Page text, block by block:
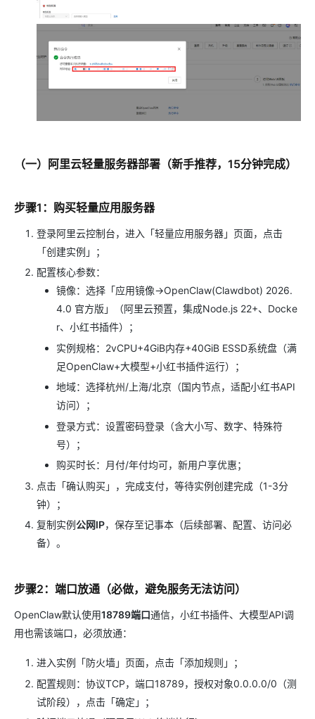
（一）阿里云轻量服务器部署（新手推荐，15分钟完成）
步骤1：购买轻量应用服务器
登录阿里云控制台，进入「轻量应用服务器」页面，点击
「创建实例」；
配置核心参数：
镜像：选择「应用镜像→OpenClaw(Clawdbot) 2026.
4.0 官方版」（阿里云预置，集成Node.js 22+、Docke
r、小红书插件）；
实例规格：2vCPU+4GiB内存+40GiB ESSD系统盘（满
足OpenClaw+大模型+小红书插件运行）；
地域：选择杭州/上海/北京（国内节点，适配小红书API
访问）；
登录方式：设置密码登录（含大小写、数字、特殊符
号）；
购买时长：月付/年付均可，新用户享优惠；
点击「确认购买」，完成支付，等待实例创建完成（1-3分
钟）；
复制实例公网IP，保存至记事本（后续部署、配置、访问必
备）。
步骤2：端口放通（必做，避免服务无法访问）
OpenClaw默认使用18789端口通信，小红书插件、大模型API调
用也需该端口，必须放通：
进入实例「防火墙」页面，点击「添加规则」；
配置规则：协议TCP，端口18789，授权对象0.0.0.0/0（测
试阶段），点击「确定」；